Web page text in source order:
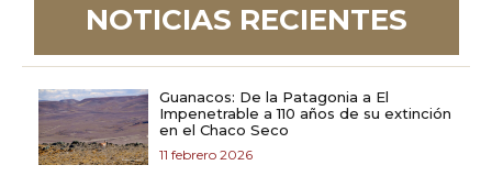
NOTICIAS RECIENTES
Guanacos: De la Patagonia a El
Impenetrable a 110 años de su extinción
en el Chaco Seco
11 febrero 2026